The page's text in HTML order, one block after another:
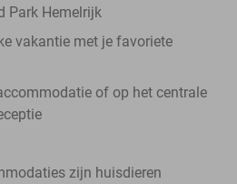
Park Hemelrijk
vakantie met je favoriete
of op het centrale
zijn huisdieren